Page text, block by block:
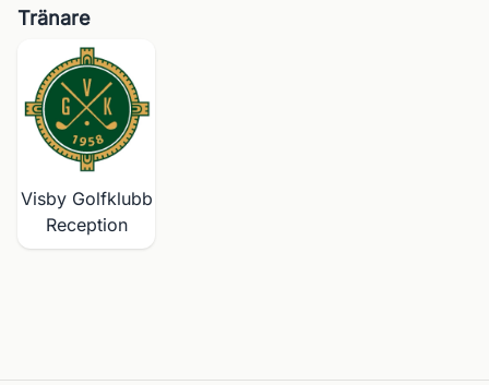
Tränare
Visby Golfklubb
Reception